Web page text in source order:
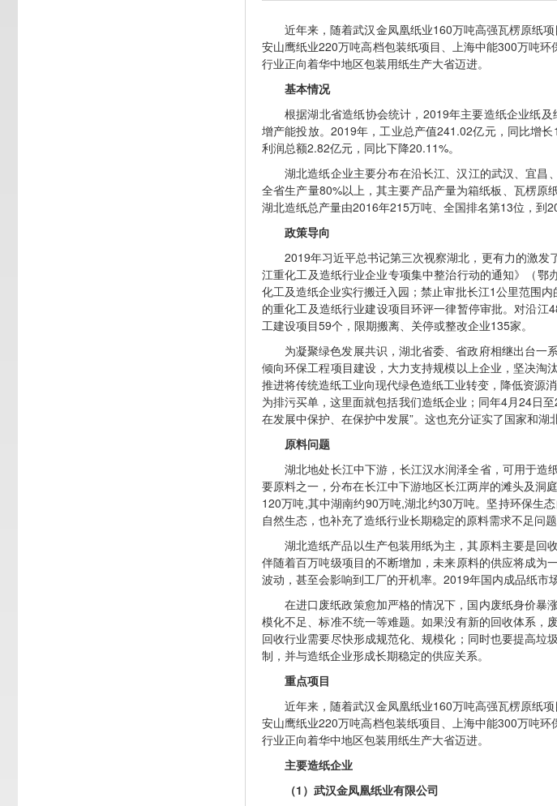
近年来，随着武汉金凤凰纸业160万吨高强瓦楞原纸
安山鹰纸业220万吨高档包装纸项目、上海中能300万吨
行业正向着华中地区包装用纸生产大省迈进。
基本情况
根据湖北省造纸协会统计，2019年主要造纸企业纸
增产能投放。2019年，工业总产值241.02亿元，同比增
利润总额2.82亿元，同比下降20.11%。
湖北造纸企业主要分布在沿长江、汉江的武汉、宜
全省生产量80%以上，其主要产品产量为箱纸板、瓦楞原
湖北造纸总产量由2016年215万吨、全国排名第13位，到
政策导向
2019年习近平总书记第三次视察湖北，更有力的激
江重化工及造纸行业企业专项集中整治行动的通知》（鄂
化工及造纸企业实行搬迁入园；禁止审批长江1公里范围
的重化工及造纸行业建设项目环评一律暂停审批。对沿
工建设项目59个，限期搬离、关停或整改企业135家。
为凝聚绿色发展共识，湖北省委、省政府相继出台一
倾向环保工程项目建设，大力支持规模以上企业，坚决淘
推进将传统造纸工业向现代绿色造纸工业转变，降低资源
为排污买单，这里面就包括我们造纸企业；同年4月24日
在发展中保护、在保护中发展”。这也充分证实了国家和湖
原料问题
湖北地处长江中下游，长江汉水润泽全省，可用于
要原料之一，分布在长江中下游地区长江两岸的滩头及洞
120万吨,其中湖南约90万吨,湖北约30万吨。坚持环保生
自然生态，也补充了造纸行业长期稳定的原料需求不足问题
湖北造纸产品以生产包装用纸为主，其原料主要是回
伴随着百万吨级项目的不断增加，未来原料的供应将成
波动，甚至会影响到工厂的开机率。2019年国内成品纸市
在进口废纸政策愈加严格的情况下，国内废纸身价暴
模化不足、标准不统一等难题。如果没有新的回收体系
回收行业需要尽快形成规范化、规模化；同时也要提高
制，并与造纸企业形成长期稳定的供应关系。
重点项目
近年来，随着武汉金凤凰纸业160万吨高强瓦楞原纸
安山鹰纸业220万吨高档包装纸项目、上海中能300万吨
行业正向着华中地区包装用纸生产大省迈进。
主要造纸企业
（1）武汉金凤凰纸业有限公司